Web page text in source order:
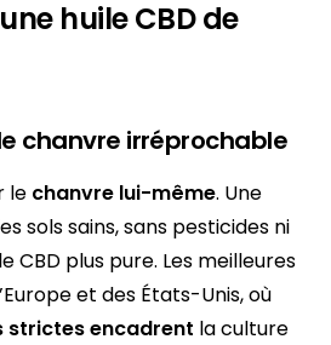
huile CBD de
chanvre irréprochable
le chanvre lui-même. Une
sols sains, sans pesticides ni
CBD plus pure. Les meilleures
et des États-Unis, où
strictes encadrent la culture